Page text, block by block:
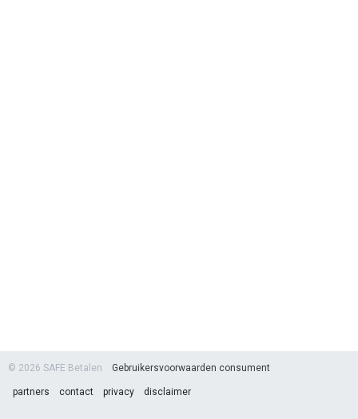
© 2026 SAFE Betalen Gebruikersvoorwaarden consument
partners contact privacy disclaimer